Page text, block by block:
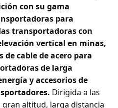
con su gama
para
transportadoras con
vertical en minas,
cable de acero para
de larga
y accesorios de
Dirigida a las
altitud, larga distancia